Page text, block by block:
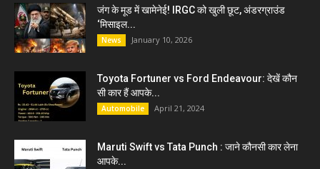
जंग के मूड में खामेनेई! IRGC को खुली छूट, अंडरग्राउंड
‘मिसाइल...
News January 10, 2026
Toyota Fortuner vs Ford Endeavour: देखें कौन
सी कार हैं आपके...
Automobile April 21, 2024
Maruti Swift vs Tata Punch : जाने कौनसी कार लेना
आपके...